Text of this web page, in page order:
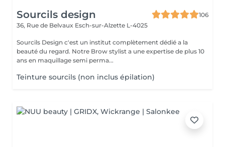
Sourcils design
106
36, Rue de Belvaux Esch-sur-Alzette L-4025
Sourcils Design c'est un institut complètement dédié a la
beauté du regard. Notre Brow stylist a une expertise de plus 10
ans en maquillage semi perma...
Teinture sourcils (non inclus épilation)